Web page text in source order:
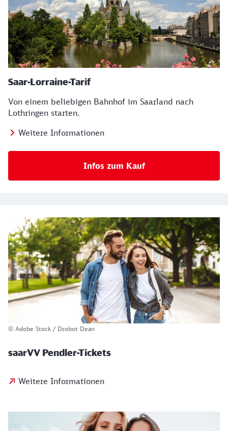
Saar-Lorraine-Tarif
Von einem beliebigen Bahnhof im Saarland nach
Lothringen starten.
Weitere Informationen
Infos zum Kauf
© Adobe Stock / Drobot Dean
saarVV Pendler-Tickets
Weitere Informationen